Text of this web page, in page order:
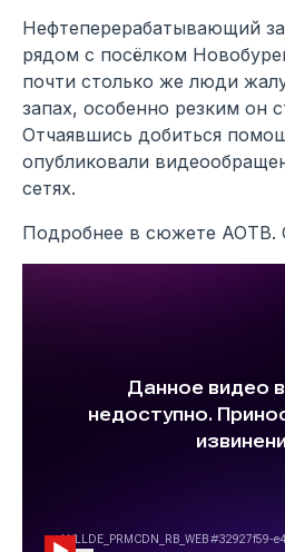
Нефтеперерабатывающий
рядом с посёлком
почти столько же люди
запах, особенно резким он
Отчаявшись добиться
опубликовали
сетях.
Подробнее в сюжете АОТВ.